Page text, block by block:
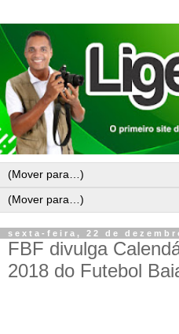
sexta-feira, 22 de
FBF divulga
2018 do Futebol